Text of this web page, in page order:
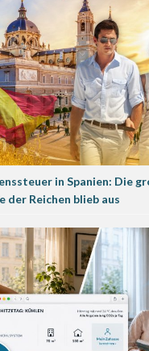
in Spanien: Die
der Reichen blieb aus